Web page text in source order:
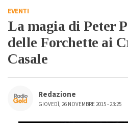
EVENTI
La magia di Peter
delle Forchette ai
Casale
Redazione
GIOVEDÌ, 26 NOVEMBRE 2015 - 23:25